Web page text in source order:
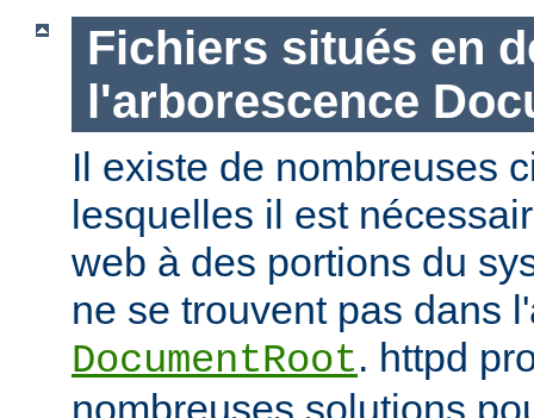
Fichiers situés en
l'arborescence
Il existe de nombreuses
lesquelles il est
web à des portions du
ne se trouvent pas dans
DocumentRoot. httpd